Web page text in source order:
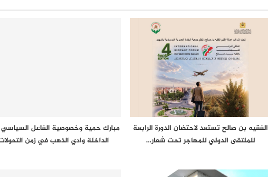
‎الفقيه بن صالح تستعد لاحتضان الدورة الرابعة
للملتقى الدولي للمهاجر تحت شعار…
مبارك حمية وخصوصية الفاعل
الداخلة وادي الذهب في زمن